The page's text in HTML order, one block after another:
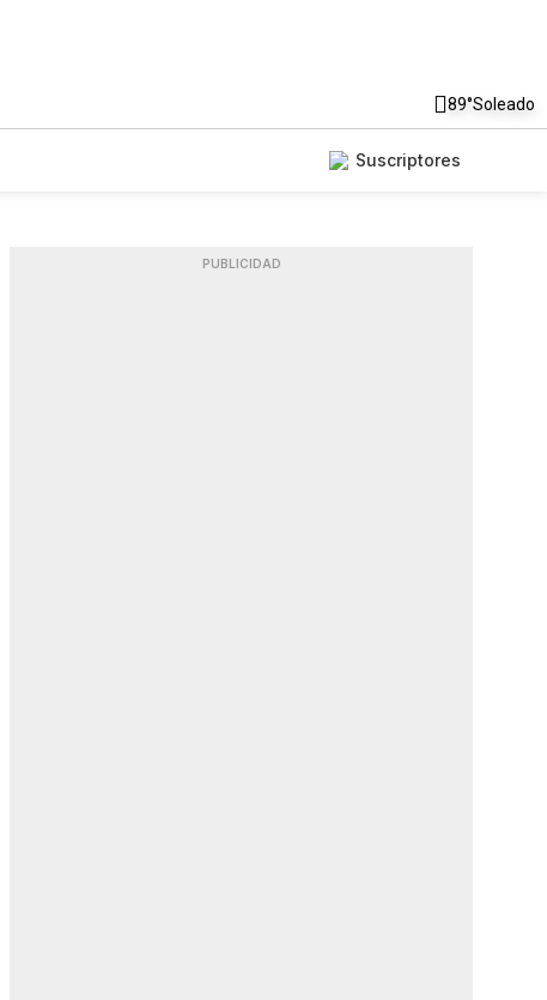
89°Soleado
Suscriptores
PUBLICIDAD